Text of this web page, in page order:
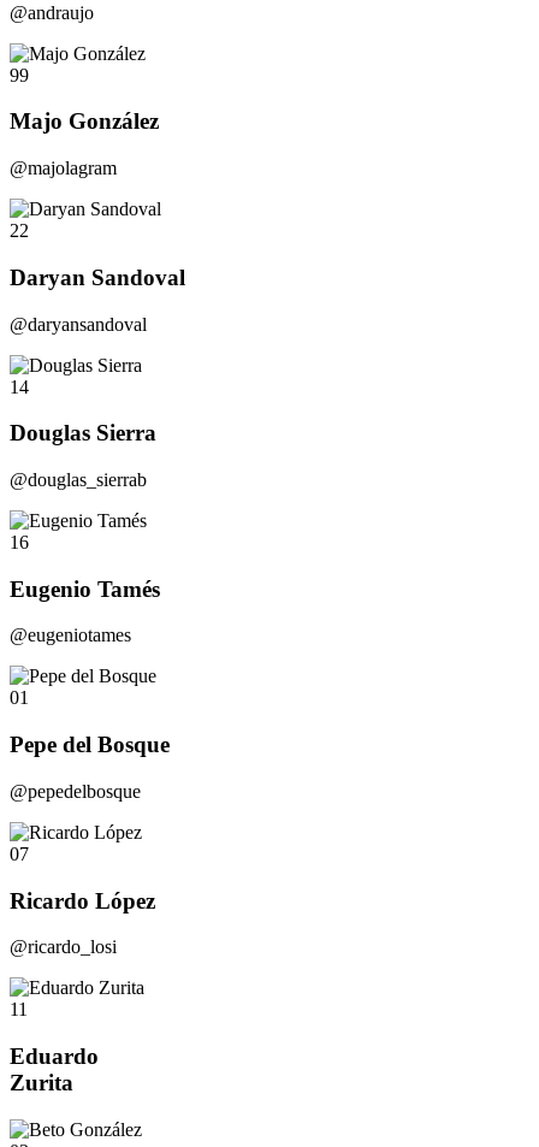
@andraujo
99
Majo González
@majolagram
22
Daryan Sandoval
@daryansandoval
14
Douglas Sierra
@douglas_sierrab
16
Eugenio Tamés
@eugeniotames
01
Pepe del Bosque
@pepedelbosque
07
Ricardo López
@ricardo_losi
11
Eduardo
Zurita